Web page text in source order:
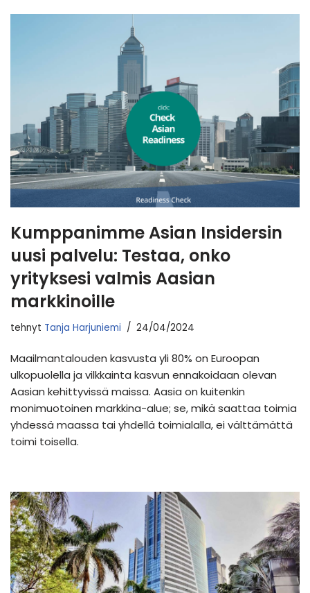
Kumppanimme Asian Insidersin
uusi palvelu: Testaa, onko
yrityksesi valmis Aasian
markkinoille
tehnyt Tanja Harjuniemi 24/04/2024
Maailmantalouden kasvusta yli 80% on Euroopan
ulkopuolella ja vilkkainta kasvun ennakoidaan olevan
Aasian kehittyvissä maissa. Aasia on kuitenkin
monimuotoinen markkina-alue; se, mikä saattaa toimia
yhdessä maassa tai yhdellä toimialalla, ei välttämättä
toimi toisella.